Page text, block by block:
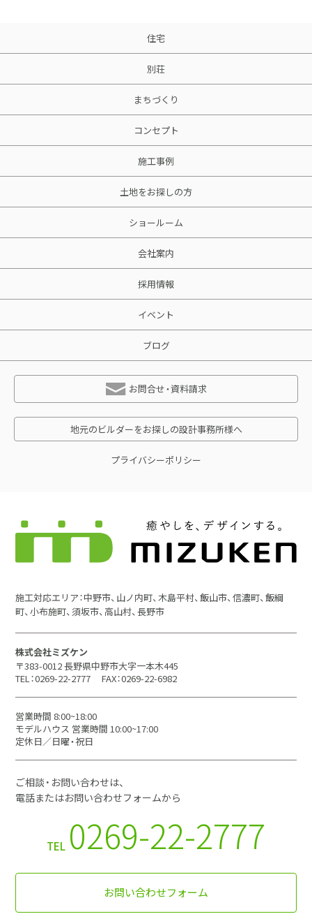
住宅
別荘
まちづくり
コンセプト
施工事例
土地をお探しの方
ショールーム
会社案内
採用情報
イベント
ブログ
お問合せ・資料請求
地元のビルダーをお探しの設計事務所様へ
プライバシーポリシー
施工対応エリア：中野市、山ノ内町、木島平村、飯山市、信濃町、飯綱
町、小布施町、須坂市、高山村、長野市
株式会社ミズケン
〒383-0012 長野県中野市大字一本木445
TEL：0269-22-2777
FAX：0269-22-6982
営業時間 8:00~18:00
モデルハウス 営業時間 10:00~17:00
定休日／日曜・祝日
ご相談・お問い合わせは、
電話またはお問い合わせフォームから
TEL 0269-22-2777
お問い合わせフォーム